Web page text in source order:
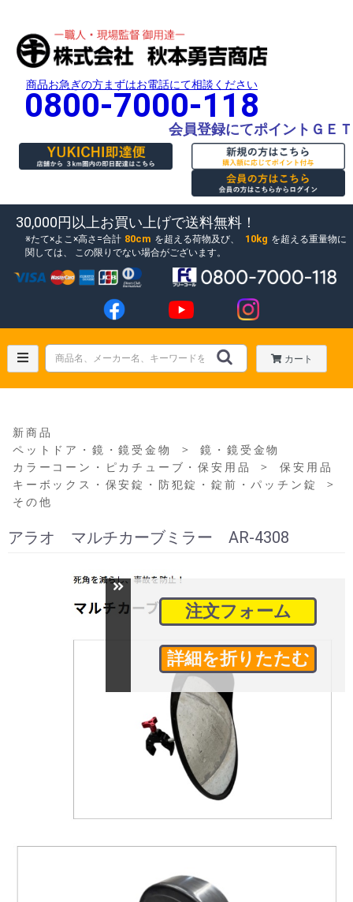
商品お急ぎの方まずはお電話にて相談ください
0800-7000-118
会員登録にてポイントＧＥＴ
30,000円以上お買い上げで送料無料！
たて×よこ×高さ=合計 80cm を超える荷物及び、 10kg を超える重量物に
関しては、
この限りでない場合がございます。
カート
新商品
ペットドア・鏡・鏡受金物
＞
鏡・鏡受金物
カラーコーン・ピカチューブ・保安用品
＞
保安用品
キーボックス・保安錠・防犯錠・錠前・パッチン錠
＞
その他
アラオ マルチカーブミラー AR-4308
注文フォーム